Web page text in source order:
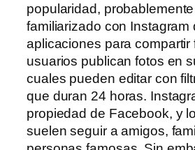
popularidad,
familiarizado con Instagram
aplicaciones para compartir
usuarios publican fotos en
cuales pueden editar con
que duran 24 horas.
propiedad de Facebook, y
suelen seguir a amigos,